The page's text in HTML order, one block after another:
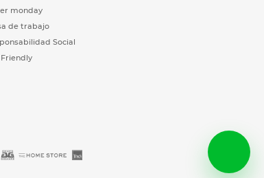
monday
de trabajo
Social